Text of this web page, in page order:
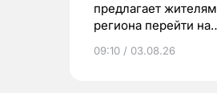
предлагает жителям
региона перейти на
выиграть призы
09:10 / 03.08.26